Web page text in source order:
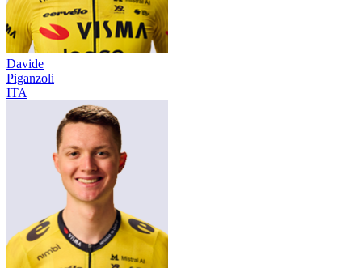
Davide
Piganzoli
ITA